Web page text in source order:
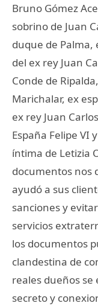
Bruno Gómez
sobrino de Juan
duque de Palma,
del ex rey Juan
Conde de
Marichalar, ex
ex rey Juan
España Felipe VI
íntima de Letizia
documentos nos
ayudó a sus
sanciones y
servicios
los documentos
clandestina de
reales dueños se
secreto y